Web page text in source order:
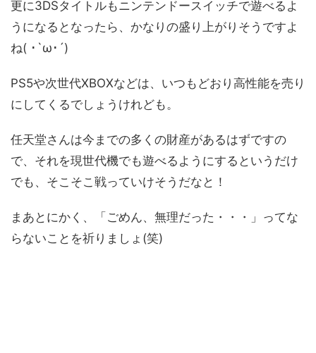
ありますよね？ということで、ニンテンドースイッチで、64やゲ...
更に3DSタイトルもニンテンドースイッチで遊べるよ
うになるとなったら、かなりの盛り上がりそうですよ
ね( ･`ω･´)
PS5や次世代XBOXなどは、いつもどおり高性能を売り
にしてくるでしょうけれども。
任天堂さんは今までの多くの財産があるはずですの
で、それを現世代機でも遊べるようにするというだけ
でも、そこそこ戦っていけそうだなと！
まあとにかく、「ごめん、無理だった・・・」ってな
らないことを祈りましょ(笑)